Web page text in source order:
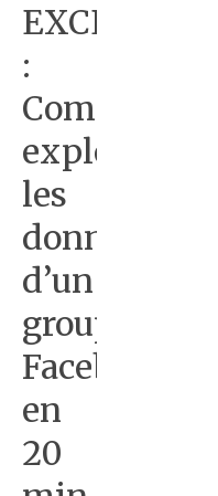
EXCEL
:
Comment
exploiter
les
données
d’un
groupe
Facebook
en
20